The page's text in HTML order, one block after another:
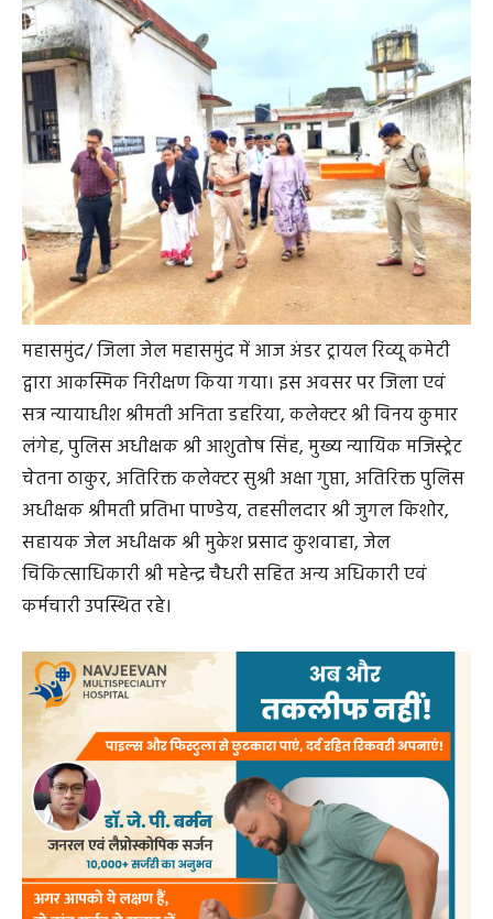
महासमुंद/ जिला जेल महासमुंद में आज अंडर ट्रायल रिव्यू कमेटी
द्वारा आकस्मिक निरीक्षण किया गया। इस अवसर पर जिला एवं
सत्र न्यायाधीश श्रीमती अनिता डहरिया, कलेक्टर श्री विनय कुमार
लंगेह, पुलिस अधीक्षक श्री आशुतोष सिंह, मुख्य न्यायिक मजिस्ट्रेट
चेतना ठाकुर, अतिरिक्त कलेक्टर सुश्री अक्षा गुप्ता, अतिरिक्त पुलिस
अधीक्षक श्रीमती प्रतिभा पाण्डेय, तहसीलदार श्री जुगल किशोर,
सहायक जेल अधीक्षक श्री मुकेश प्रसाद कुशवाहा, जेल
चिकित्साधिकारी श्री महेन्द्र चैधरी सहित अन्य अधिकारी एवं
कर्मचारी उपस्थित रहे।